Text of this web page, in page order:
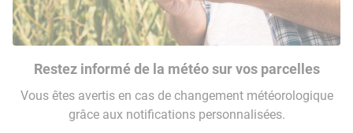
Restez informé de la météo sur vos parcelles
Vous êtes avertis en cas de changement météorologique
grâce aux notifications personnalisées.